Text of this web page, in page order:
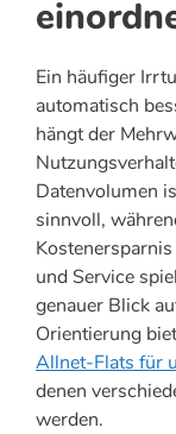
Ein häufiger
automatisch
hängt der
Datenvolumen
sinnvoll,
und Service
genauer Blick
Orientierung
Allnet-Flats für
denen
werden.